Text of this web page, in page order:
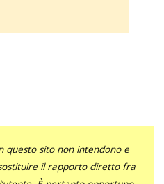
questo sito non intendono e
il rapporto diretto fra